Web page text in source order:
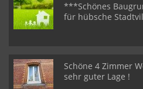
***Schönes
für hübsche
Schöne 4 Zimmer
sehr guter Lage !